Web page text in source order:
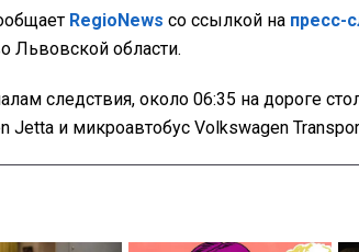
RegioNews со ссылкой на пресс-
Львовской области.
следствия, около 06:35 на дороге
Jetta и микроавтобус Volkswagen